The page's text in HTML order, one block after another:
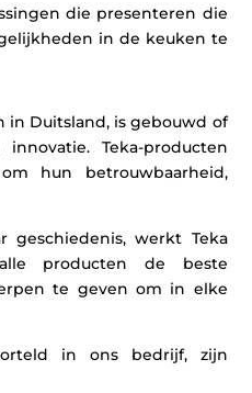
die presenteren die
in de keuken te
in Duitsland, is gebouwd of
Teka-producten
hun betrouwbaarheid,
geschiedenis, werkt Teka
producten de beste
te geven om in elke
in ons bedrijf, zijn